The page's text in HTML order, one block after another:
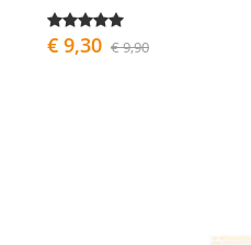
€ 9,30 € 9,90